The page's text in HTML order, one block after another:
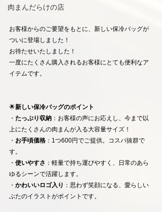
肉まんだらけの店
お客様からのご要望をもとに、新しい保冷バッグが
ついに登場しました！
お待たせいたしました！
一度にたくさん購入されるお客様にとても便利なア
イテムです。
🌟新しい保冷バッグのポイント
・ たっぷり収納 ：お客様の声にお応えし、今まで以
上にたくさんの肉まんが入る大容量サイズ！
・ お手頃価格 ：1つ600円でご提供。コスパ抜群で
す。
・ 使いやすさ ：軽量で持ち運びやすく、日常のあら
ゆるシーンで活躍します。
・ かわいいロゴ入り ：思わず笑顔になる、愛らしい
ぶたのイラストがポイントです。